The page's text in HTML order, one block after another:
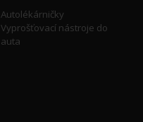
Autolékárničky
Vyprošťovací nástroje do
auta